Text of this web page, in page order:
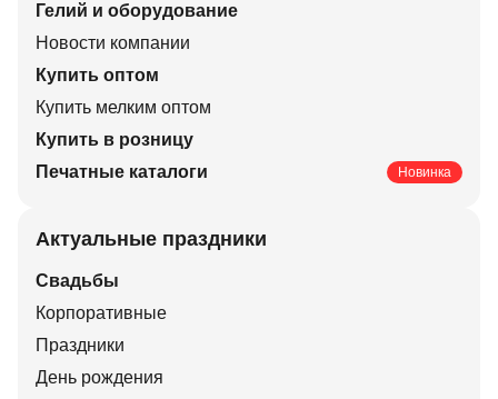
Гелий и оборудование
Новости компании
Купить оптом
Купить мелким оптом
Купить в розницу
Печатные каталоги
Новинка
Актуальные праздники
Свадьбы
Корпоративные
Праздники
День рождения